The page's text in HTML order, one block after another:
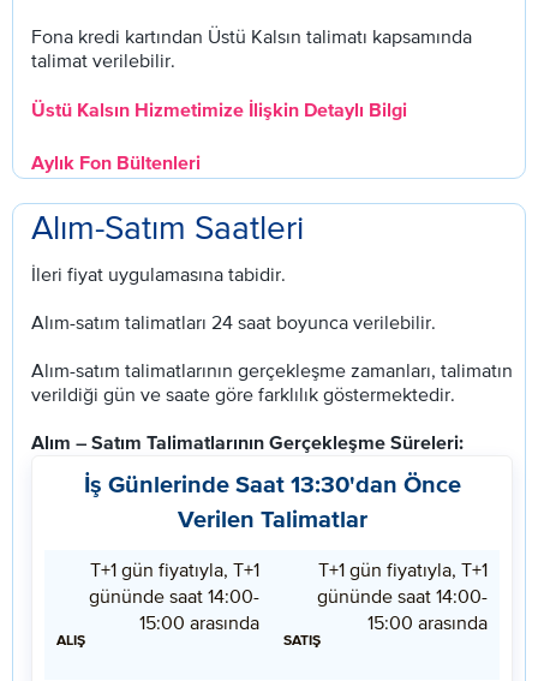
Fona kredi kartından Üstü Kalsın talimatı kapsamında
talimat verilebilir.
Üstü Kalsın Hizmetimize İlişkin Detaylı Bilgi
Aylık Fon Bültenleri
Alım-Satım Saatleri
İleri fiyat uygulamasına tabidir.
Alım-satım talimatları 24 saat boyunca verilebilir.
Alım-satım talimatlarının gerçekleşme zamanları, talimatın
verildiği gün ve saate göre farklılık göstermektedir.
Alım – Satım Talimatlarının Gerçekleşme Süreleri:
İş Günlerinde Saat 13:30'dan Önce
Verilen Talimatlar
I
A
T+1 gün fiyatıyla, T+1
gününde saat 14:00-
15:00 arasında
ALIŞ
T+1 gün fiyatıyla, T+1
gününde saat 14:00-
15:00 arasında
SATIŞ